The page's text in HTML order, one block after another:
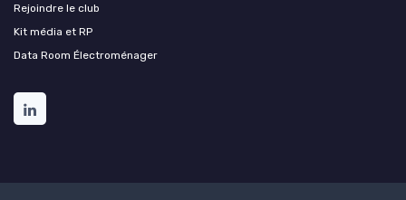
Rejoindre le club
Kit média et RP
Data Room Électroménager